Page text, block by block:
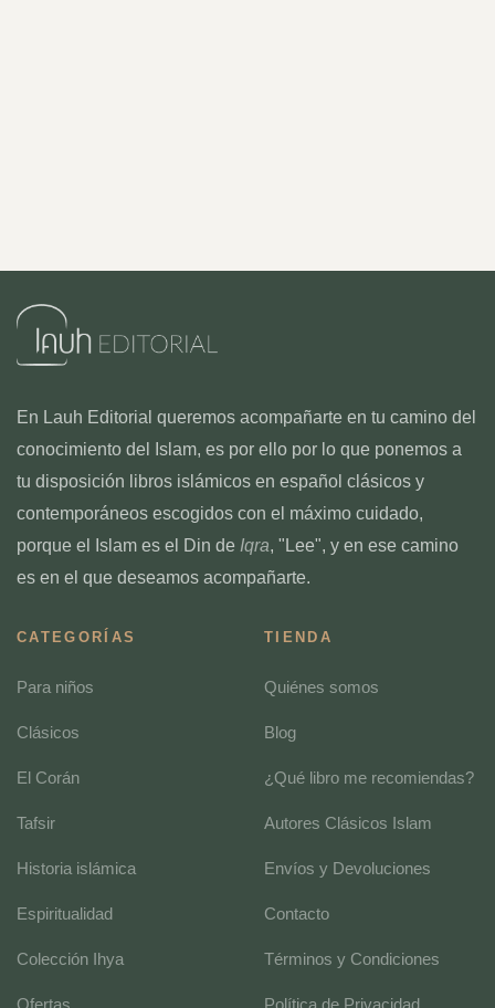
En Lauh Editorial queremos acompañarte en tu camino del
conocimiento del Islam, es por ello por lo que ponemos a
tu disposición libros islámicos en español clásicos y
contemporáneos escogidos con el máximo cuidado,
porque el Islam es el Din de Iqra, "Lee", y en ese camino
es en el que deseamos acompañarte.
CATEGORÍAS
Para niños
Clásicos
El Corán
Tafsir
Historia islámica
Espiritualidad
Colección Ihya
TIENDA
Quiénes somos
Blog
¿Qué libro me recomiendas?
Autores Clásicos Islam
Envíos y Devoluciones
Contacto
Términos y Condiciones